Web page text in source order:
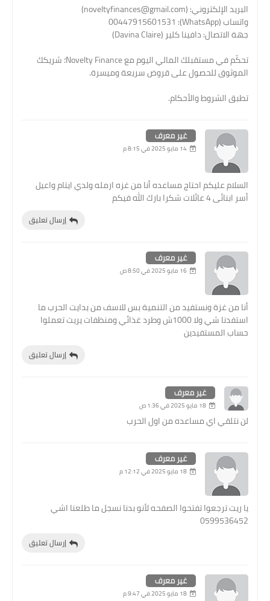
البريد الإلكتروني: (noveltyfinances@gmail.com)
واتساب (WhatsApp): 00447915601531
جهة الاتصال: دافينا كلير (Davina Claire)
تحكّم في مستقبلك المالي اليوم مع Novelty Finance؛ شريكك
الموثوق للحصول على قروض سريعة وميسرة.
تطبق الشروط والأحكام.
غير معرف
14 مايو 2025 في 8:15 م
السلام عليكم احتاج مساعده أنا من غزه ارمله ولدي ايتام واعيل
أسر ابنائى 4 عائلات شكرا بارك الله فيكم
إرسال تعليق
غير معرف
16 مايو 2025 في 8:50 ص
أنا من غزة ونستفيد من التنمية بس للاسف من بدايت الحرب ما
استفدنا شي ولا 1000ش وطرد غذائي ومنظفات يريت تعملوا
حساب المستفيدين
إرسال تعليق
غير معرف
18 مايو 2025 في 1:36 ص
لن نتلقي اي مساعده من اول الحرب
غير معرف
18 مايو 2025 في 12:12 م
يا ريت ترجعوا تفتحوا الصفحه لأنو بدنا نسجل ما طلعنا اشي
0599536452
إرسال تعليق
غير معرف
18 مايو 2025 في 9:47 م